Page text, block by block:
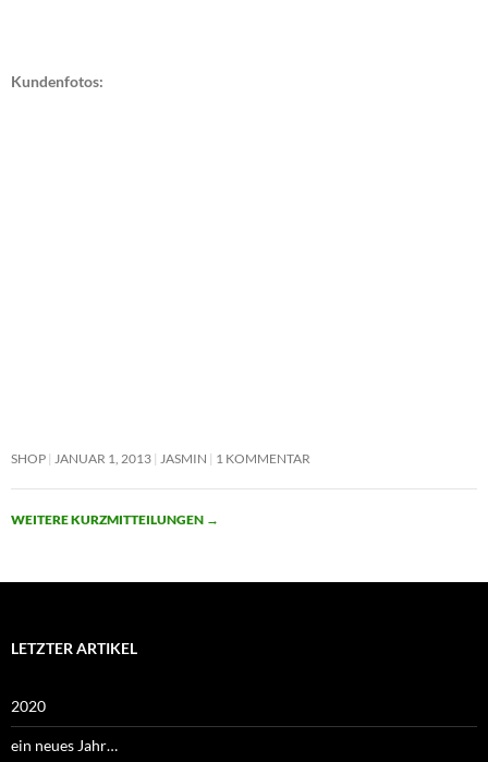
Kundenfotos:
SHOP JANUAR 1, 2013 JASMIN 1 KOMMENTAR
WEITERE KURZMITTEILUNGEN →
LETZTER ARTIKEL
2020
ein neues Jahr…